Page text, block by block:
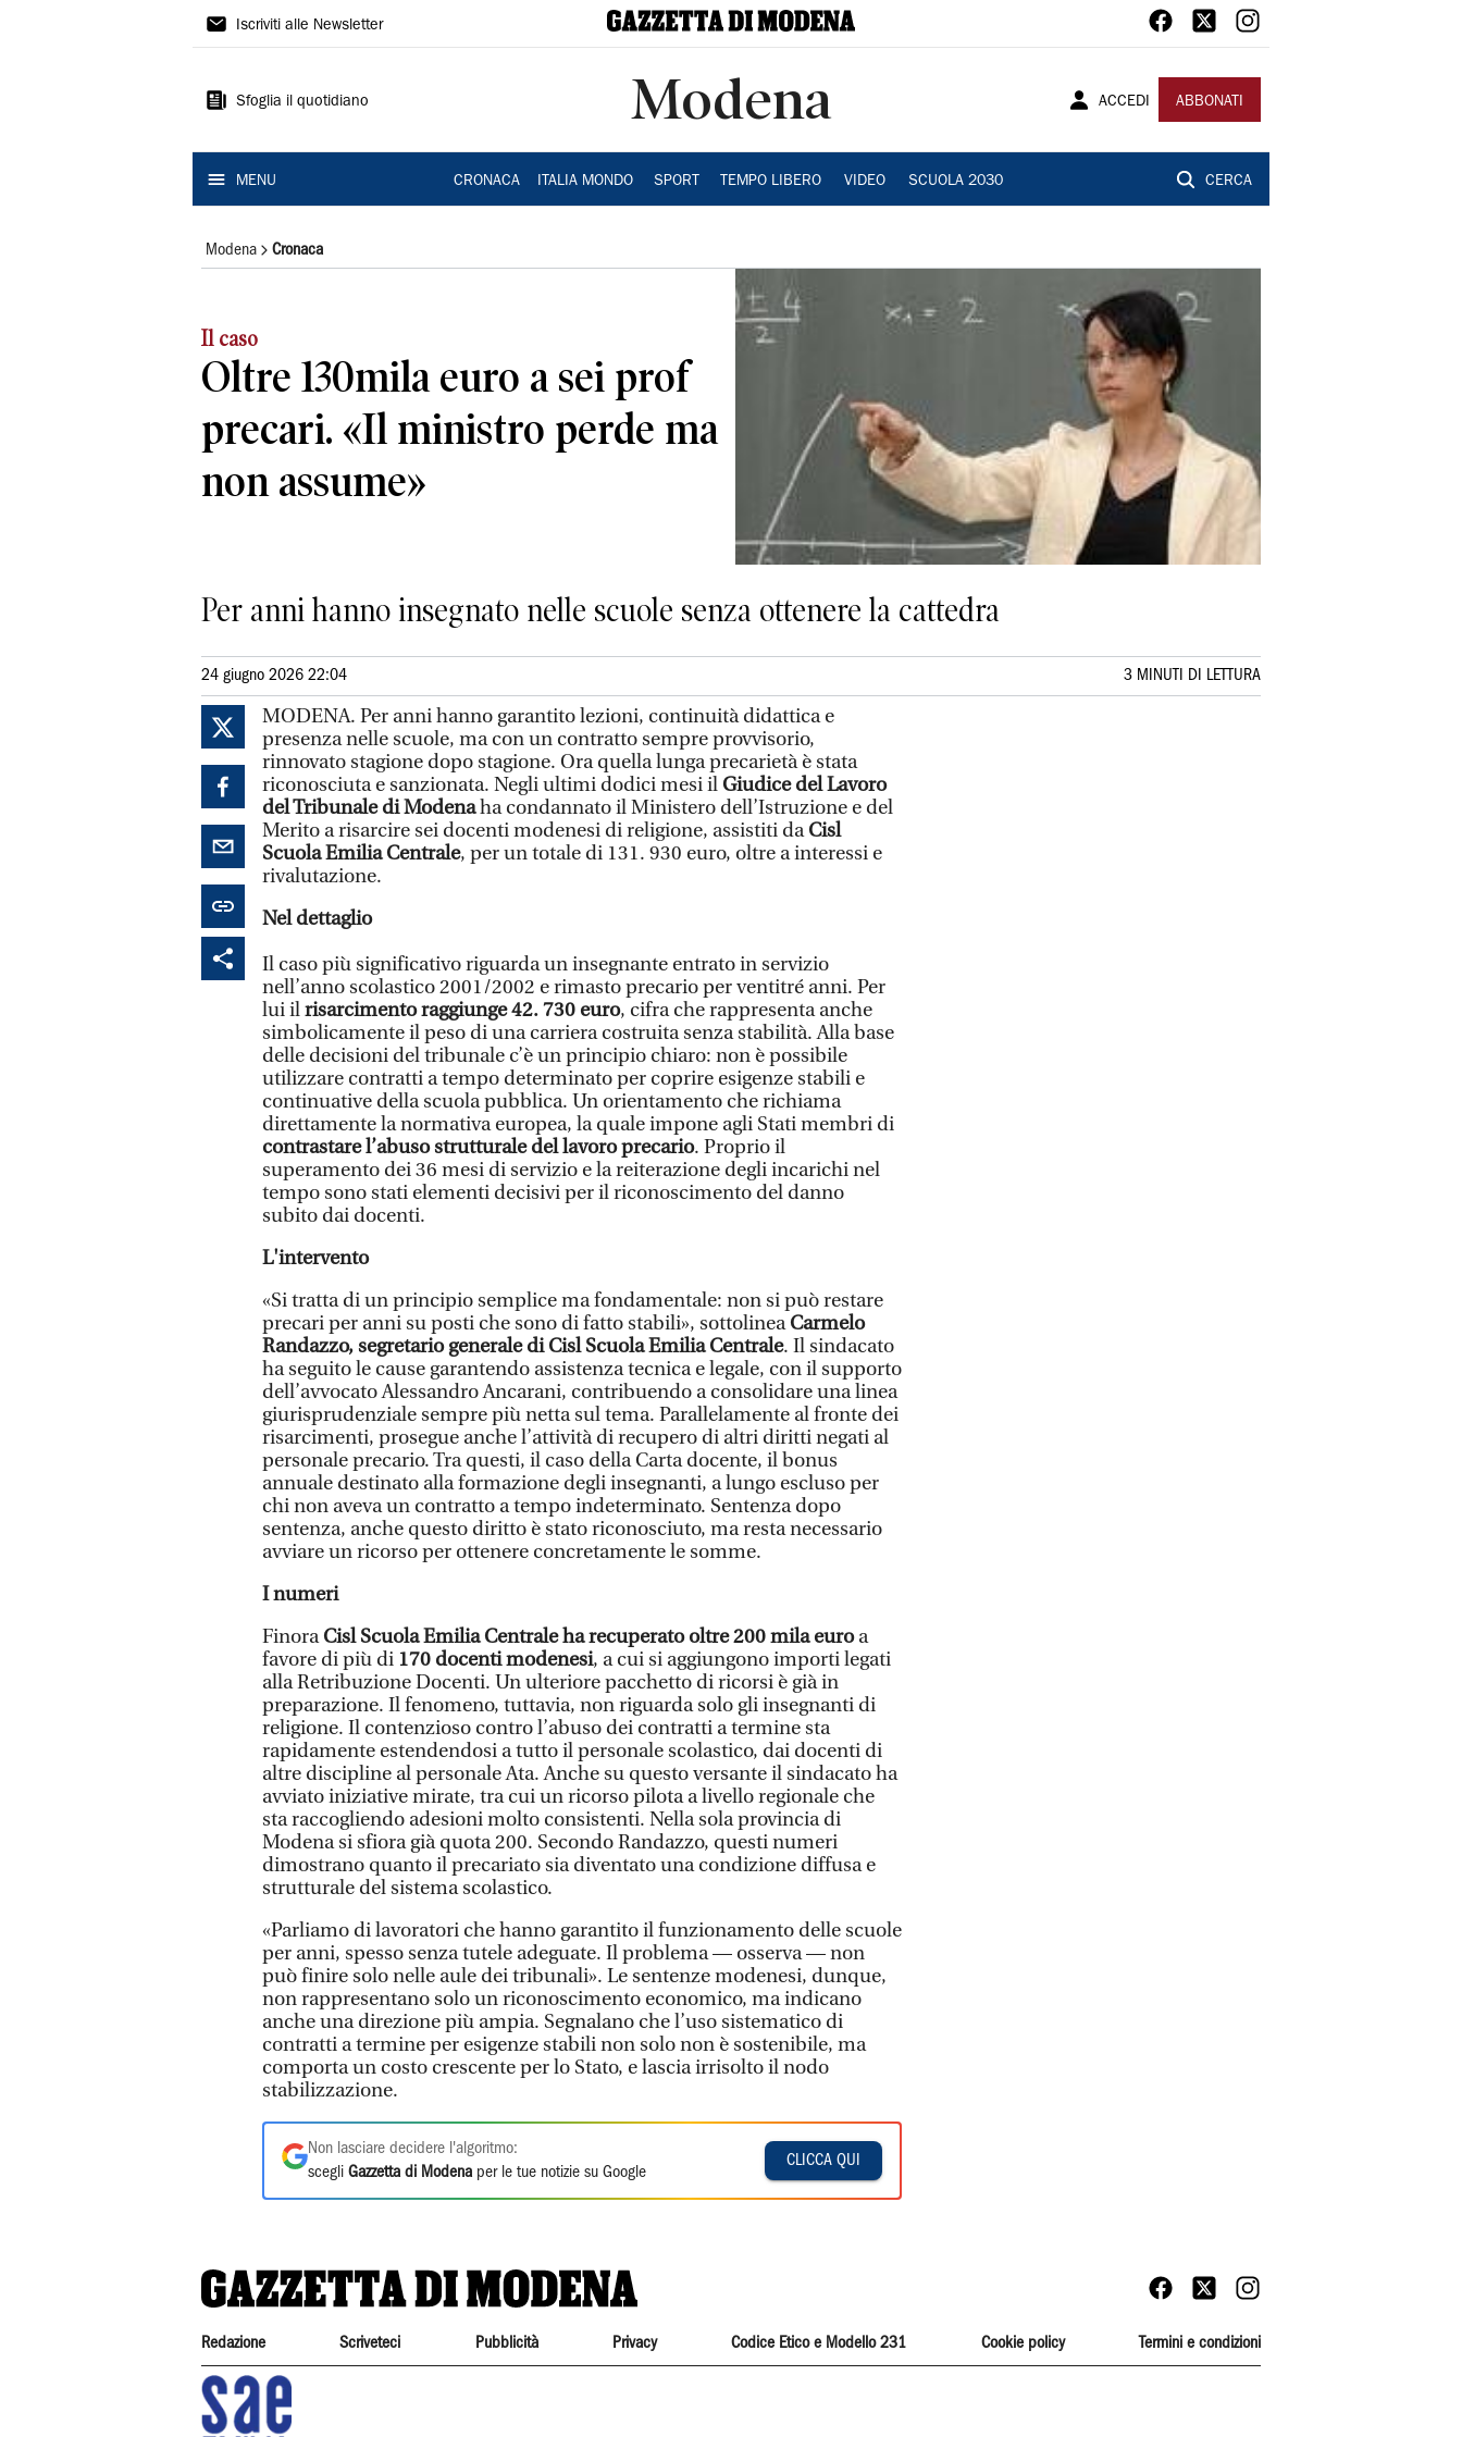
Gazzetta
Modena
Iscriviti alle Newsletter
Sfoglia il quotidiano Modena ACCEDI ABBONATI
MENU CRONACA ITALIA MONDO SPORT TEMPO LIBERO VIDEO SCUOLA 2030 CERCA
Modena Cronaca
Il caso
Oltre 130mila euro a sei prof
precari. «Il ministro perde ma
non assume»
Per anni hanno insegnato nelle scuole senza ottenere la cattedra
24 giugno 2026 22:04 3 MINUTI DI LETTURA
MODENA. Per anni hanno garantito lezioni, continuità didattica e
presenza nelle scuole, ma con un contratto sempre provvisorio,
rinnovato stagione dopo stagione. Ora quella lunga precarietà è stata
riconosciuta e sanzionata. Negli ultimi dodici mesi ilGiudice del Lavoro
del Tribunale di Modenaha condannato il Ministero dell’Istruzione e del
Merito a risarcire sei docenti modenesi di religione, assistiti daCisl
Scuola Emilia Centrale, per un totale di 131. 930 euro, oltre a interessi e
rivalutazione.
Nel dettaglio
Il caso più significativo riguarda un insegnante entrato in servizio
nell’anno scolastico 2001/2002 e rimasto precario per ventitré anni. Per
lui ilrisarcimento raggiunge 42. 730 euro, cifra che rappresenta anche
simbolicamente il peso di una carriera costruita senza stabilità. Alla base
delle decisioni del tribunale c’è un principio chiaro: non è possibile
utilizzare contratti a tempo determinato per coprire esigenze stabili e
continuative della scuola pubblica. Un orientamento che richiama
direttamente la normativa europea, la quale impone agli Stati membri di
contrastare l’abuso strutturale del lavoro precario. Proprio il
superamento dei 36 mesi di servizio e la reiterazione degli incarichi nel
tempo sono stati elementi decisivi per il riconoscimento del danno
subito dai docenti.
L'intervento
«Si tratta di un principio semplice ma fondamentale: non si può restare
precari per anni su posti che sono di fatto stabili», sottolineaCarmelo
Randazzo, segretario generale di Cisl Scuola Emilia Centrale. Il sindacato
ha seguito le cause garantendo assistenza tecnica e legale, con il supporto
dell’avvocato Alessandro Ancarani, contribuendo a consolidare una linea
giurisprudenziale sempre più netta sul tema. Parallelamente al fronte dei
risarcimenti, prosegue anche l’attività di recupero di altri diritti negati al
personale precario. Tra questi, il caso della Carta docente, il bonus
annuale destinato alla formazione degli insegnanti, a lungo escluso per
chi non aveva un contratto a tempo indeterminato. Sentenza dopo
sentenza, anche questo diritto è stato riconosciuto, ma resta necessario
avviare un ricorso per ottenere concretamente le somme.
I numeri
FinoraCisl Scuola Emilia Centrale ha recuperato oltre 200 mila euroa
favore di più di 170 docenti modenesi, a cui si aggiungono importi legati
alla Retribuzione Docenti. Un ulteriore pacchetto di ricorsi è già in
preparazione. Il fenomeno, tuttavia, non riguarda solo gli insegnanti di
religione. Il contenzioso contro l’abuso dei contratti a termine sta
rapidamente estendendosi a tutto il personale scolastico, dai docenti di
altre discipline al personale Ata. Anche su questo versante il sindacato ha
avviato iniziative mirate, tra cui un ricorso pilota a livello regionale che
sta raccogliendo adesioni molto consistenti. Nella sola provincia di
Modena si sfiora già quota 200. Secondo Randazzo, questi numeri
dimostrano quanto il precariato sia diventato una condizione diffusa e
strutturale del sistema scolastico.
«Parliamo di lavoratori che hanno garantito il funzionamento delle scuole
per anni, spesso senza tutele adeguate. Il problema — osserva — non
può finire solo nelle aule dei tribunali». Le sentenze modenesi, dunque,
non rappresentano solo un riconoscimento economico, ma indicano
anche una direzione più ampia. Segnalano che l’uso sistematico di
contratti a termine per esigenze stabili non solo non è sostenibile, ma
comporta un costo crescente per lo Stato, e lascia irrisolto il nodo
stabilizzazione.
Non lasciare decidere l'algoritmo:
scegli Gazzetta di Modena per le tue notizie su Google
CLICCA QUI
Redazione Scriveteci Pubblicità Privacy Codice Etico e Modello 231 Cookie policy Termini e condizioni